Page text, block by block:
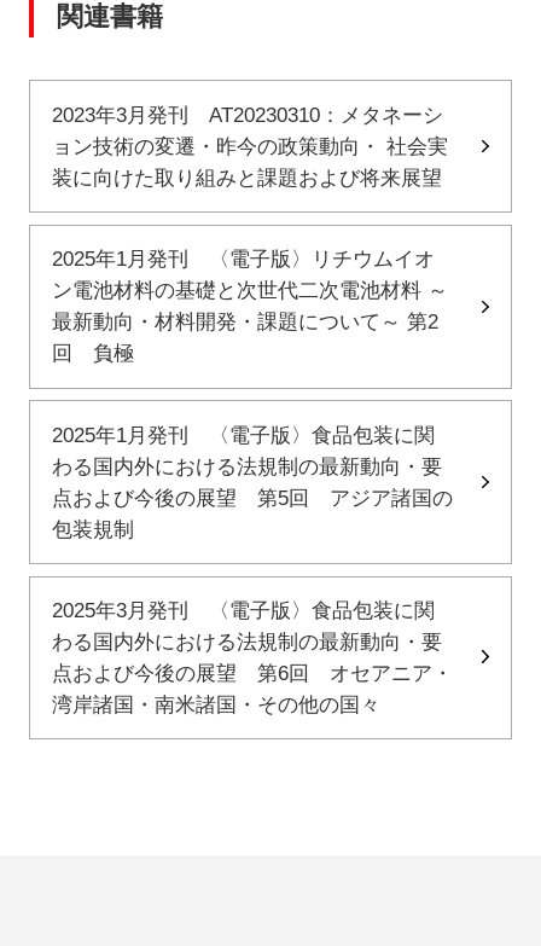
関連書籍
2023年3月発刊 AT20230310：メタネーシ
ョン技術の変遷・昨今の政策動向・ 社会実
装に向けた取り組みと課題および将来展望
2025年1月発刊 〈電子版〉リチウムイオ
ン電池材料の基礎と次世代二次電池材料 ～
最新動向・材料開発・課題について～ 第2
回 負極
2025年1月発刊 〈電子版〉食品包装に関
わる国内外における法規制の最新動向・要
点および今後の展望 第5回 アジア諸国の
包装規制
2025年3月発刊 〈電子版〉食品包装に関
わる国内外における法規制の最新動向・要
点および今後の展望 第6回 オセアニア・
湾岸諸国・南米諸国・その他の国々